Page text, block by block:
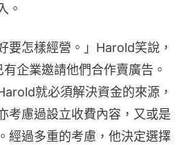
。
要怎樣經營。」Harold笑說，
企業邀請他們合作賣廣告。
就必須解決資金的來源，
考慮過設立收費內容，又或是
經過多重的考慮，他決定選擇